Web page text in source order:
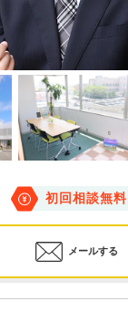
初回相談無料
メールする